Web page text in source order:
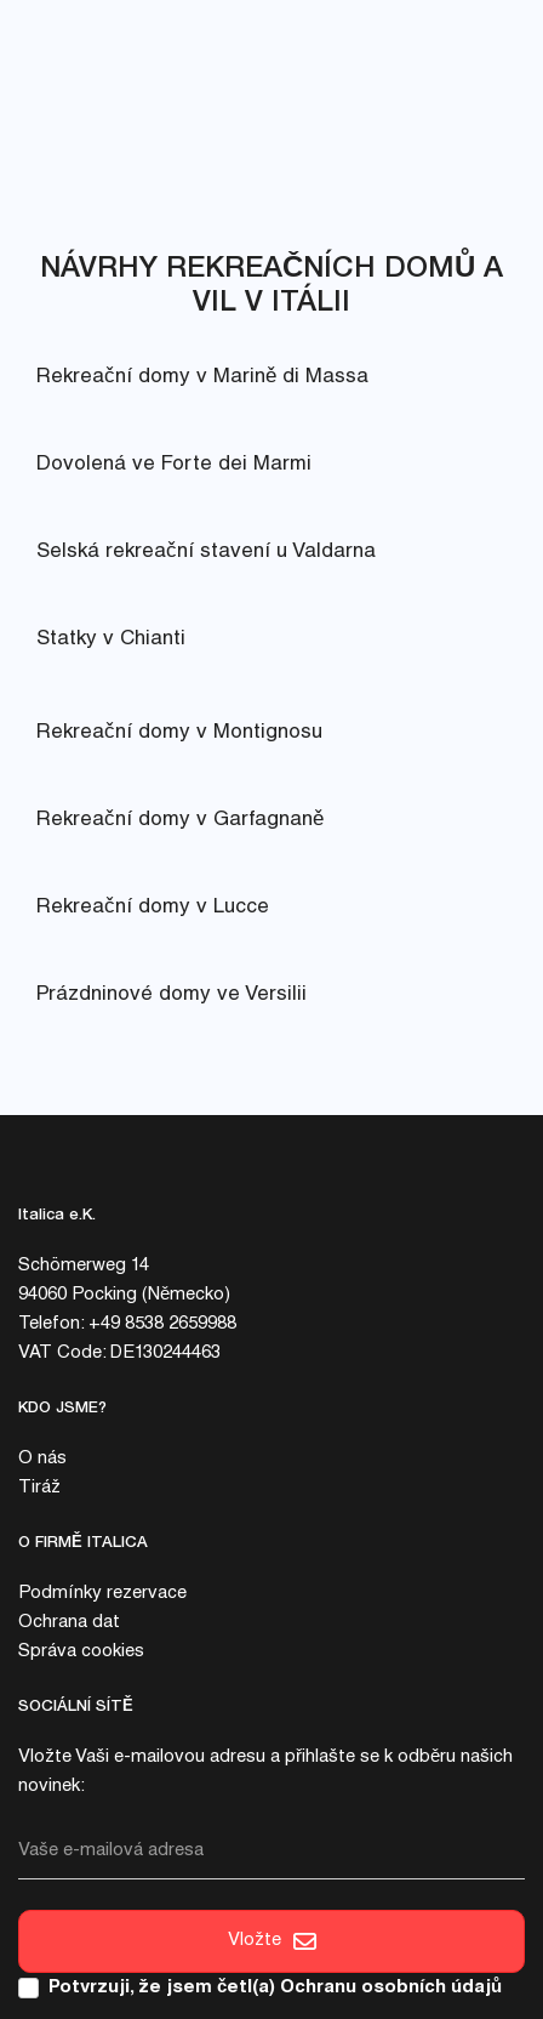
NÁVRHY REKREAČNÍCH DOMŮ A
VIL V ITÁLII
Rekreační domy v Marině di Massa
Dovolená ve Forte dei Marmi
Selská rekreační stavení u Valdarna
Statky v Chianti
Rekreační domy v Montignosu
Rekreační domy v Garfagnaně
Rekreační domy v Lucce
Prázdninové domy ve Versilii
Italica e.K.
Schömerweg 14
94060 Pocking (Německo)
Telefon: +49 8538 2659988
VAT Code: DE130244463
KDO JSME?
O nás
Tiráž
O FIRMĚ ITALICA
Podmínky rezervace
Ochrana dat
Správa cookies
SOCIÁLNÍ SÍTĚ
Vložte Vaši e-mailovou adresu a přihlašte se k odběru našich
novinek:
Vaše e-mailová adresa
Vložte
Potvrzuji, že jsem četl(a) Ochranu osobních údajů